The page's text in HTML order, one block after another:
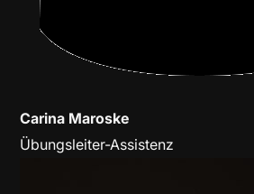
Carina Maroske
Übungsleiter-Assistenz